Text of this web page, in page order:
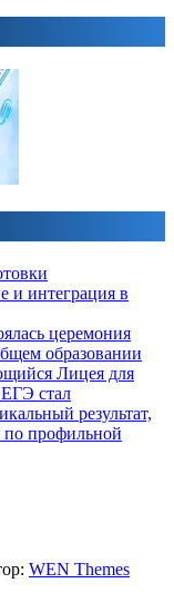
и интеграция в
церемония
образовании
Лицея для
стал
результат,
по профильной
WEN Themes